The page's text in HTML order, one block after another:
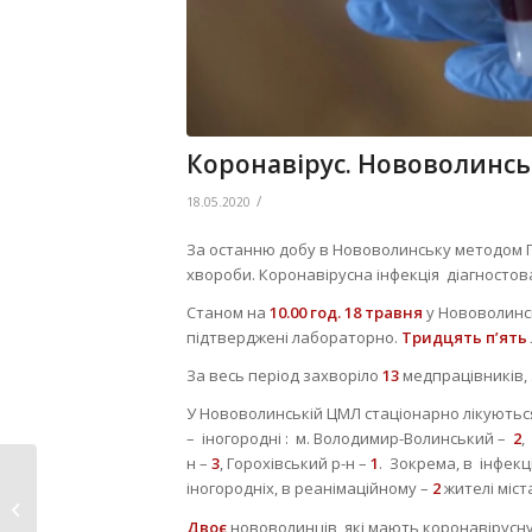
Коронавірус.
18.05.2020 /
За останню добу в Нововолинську методом
хвороби. Коронавірусна інфекція
Станом на 10.00 год.18 травня у
підтверджені лабораторно. Тридцять п’ять
За весь період захворіло 13
У Нововолинській ЦМЛ стаціонарно
– іногородні : м. Володимир-Волинський – 2,
н – 3, Горохівський р-н – 1. Зокрема, в
іногородніх, в реанімаційному – 2жителі
Двоє нововолинців, які мають